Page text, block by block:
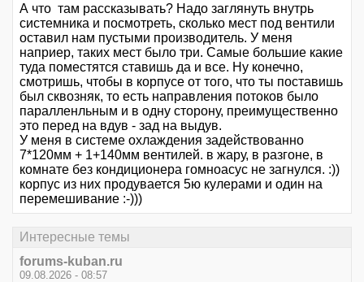
А что там рассказывать? Надо заглянуть внутрь
системника и посмотреть, сколько мест под вентили
оставил нам пустыми производитель. У меня
наприер, таких мест было три. Самые большие какие
туда поместятся ставишь да и все. Ну конечно,
смотришь, чтобы в корпусе от того, что ты поставишь
был сквозняк, то есть направления потоков было
паралленльным и в одну сторону, преимущественно
это перед на вдув - зад на выдув.
У меня в системе охлаждения задействованно
7*120мм + 1+140мм вентилей. в жару, в разгоне, в
комнате без кондиционера гомноасус не загнулся. :))
корпус из них продувается 5ю кулерами и один на
перемешивание :-)))
Интересные темы
forums-kuban.ru
09.08.2026 - 08:57